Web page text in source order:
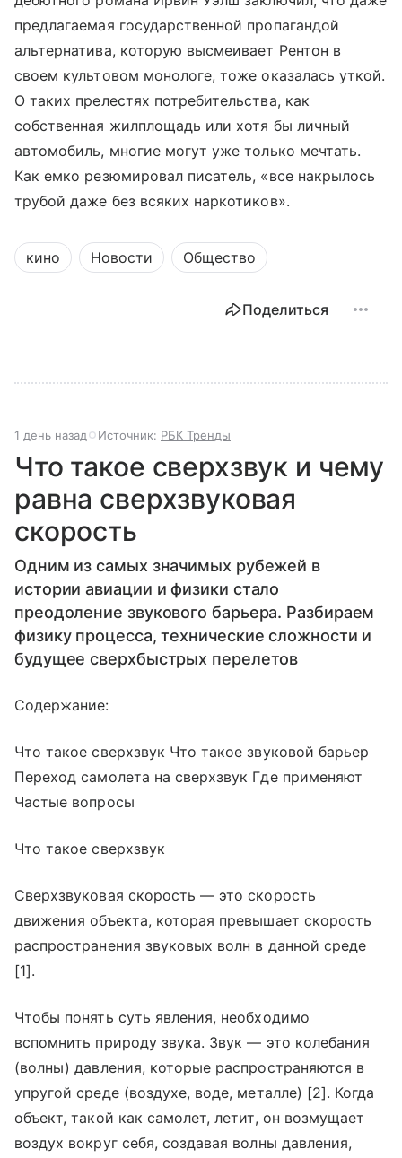
предлагаемая государственной пропагандой
альтернатива, которую высмеивает Рентон в
своем культовом монологе, тоже оказалась уткой.
О таких прелестях потребительства, как
собственная жилплощадь или хотя бы личный
автомобиль, многие могут уже только мечтать.
Как емко резюмировал писатель, «все накрылось
трубой даже без всяких наркотиков».
кино Новости Общество
Поделиться
1 день назад Источник: РБК Тренды
Что такое сверхзвук и чему
равна сверхзвуковая
скорость
Одним из самых значимых рубежей в
истории авиации и физики стало
преодоление звукового барьера. Разбираем
физику процесса, технические сложности и
будущее сверхбыстрых перелетов
Содержание:
Что такое сверхзвук Что такое звуковой барьер
Переход самолета на сверхзвук Где применяют
Частые вопросы
Что такое сверхзвук
Сверхзвуковая скорость — это скорость
движения объекта, которая превышает скорость
распространения звуковых волн в данной среде
[1].
Чтобы понять суть явления, необходимо
вспомнить природу звука. Звук — это колебания
(волны) давления, которые распространяются в
упругой среде (воздухе, воде, металле) [2]. Когда
объект, такой как самолет, летит, он возмущает
воздух вокруг себя, создавая волны давления,